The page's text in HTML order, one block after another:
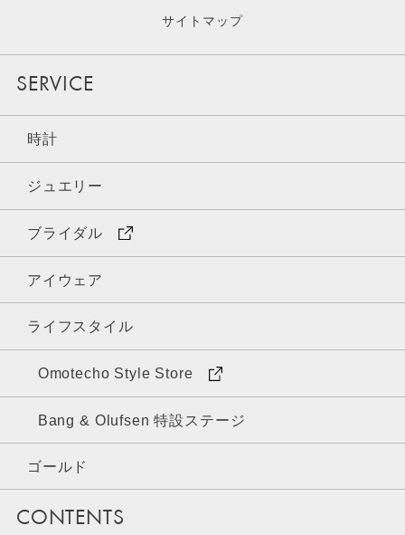
サイトマップ
SERVICE
時計
ジュエリー
ブライダル
アイウェア
ライフスタイル
Omotecho Style Store
Bang & Olufsen 特設ステージ
ゴールド
CONTENTS